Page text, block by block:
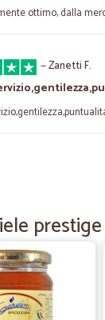
ottimo, dalla
—Zanetti F.
—Carla I.
e gentili
e gentili,